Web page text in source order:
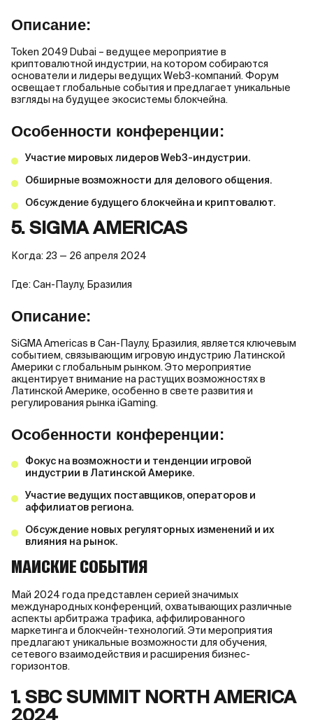
Описание:
Token 2049 Dubai – ведущее мероприятие в
криптовалютной индустрии, на котором собираются
основатели и лидеры ведущих Web3-компаний. Форум
освещает глобальные события и предлагает уникальные
взгляды на будущее экосистемы блокчейна.
Особенности конференции:
Участие мировых лидеров Web3-индустрии.
Обширные возможности для делового общения.
Обсуждение будущего блокчейна и криптовалют.
5. SIGMA AMERICAS
Когда: 23 — 26 апреля 2024
Где: Сан-Паулу, Бразилия
Описание:
SiGMA Americas в Сан-Паулу, Бразилия, является ключевым
событием, связывающим игровую индустрию Латинской
Америки с глобальным рынком. Это мероприятие
акцентирует внимание на растущих возможностях в
Латинской Америке, особенно в свете развития и
регулирования рынка iGaming.
Особенности конференции:
Фокус на возможности и тенденции игровой
индустрии в Латинской Америке.
Участие ведущих поставщиков, операторов и
аффилиатов региона.
Обсуждение новых регуляторных изменений и их
влияния на рынок.
МАЙСКИЕ СОБЫТИЯ
Май 2024 года представлен серией значимых
международных конференций, охватывающих различные
аспекты арбитража трафика, аффилированного
маркетинга и блокчейн-технологий. Эти мероприятия
предлагают уникальные возможности для обучения,
сетевого взаимодействия и расширения бизнес-
горизонтов.
1. SBC SUMMIT NORTH AMERICA